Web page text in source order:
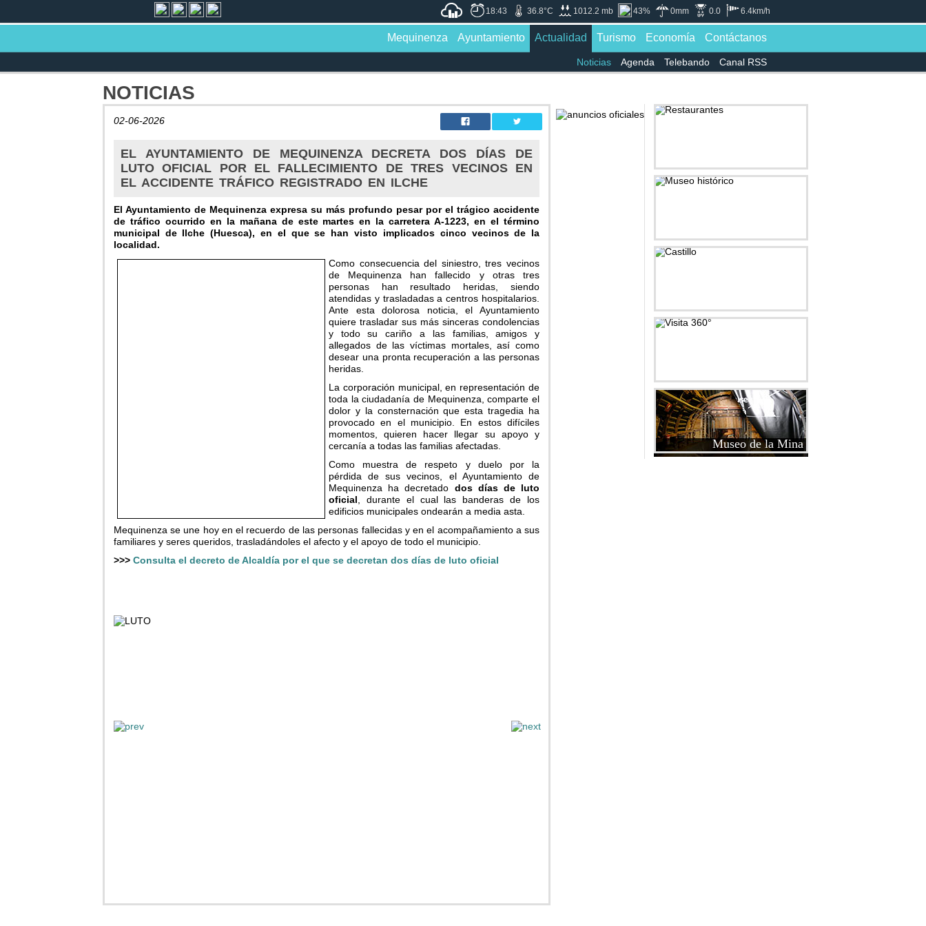
18:43 36.8°C 1012.2 mb 43% 0mm 0.0 6.4km/h
Mequinenza Ayuntamiento Actualidad Turismo Economía Contáctanos
Noticias Agenda Telebando Canal RSS
NOTICIAS
02-06-2026
EL AYUNTAMIENTO DE MEQUINENZA DECRETA DOS DÍAS DE
LUTO OFICIAL POR EL FALLECIMIENTO DE TRES VECINOS EN
EL ACCIDENTE TRÁFICO REGISTRADO EN ILCHE
El Ayuntamiento de Mequinenza expresa su más profundo pesar por el trágico accidente
de tráfico ocurrido en la mañana de este martes en la carretera A-1223, en el término
municipal de Ilche (Huesca), en el que se han visto implicados cinco vecinos de la
localidad.
Como consecuencia del siniestro, tres vecinos
de Mequinenza han fallecido y otras tres
personas han resultado heridas, siendo
atendidas y trasladadas a centros hospitalarios.
Ante esta dolorosa noticia, el Ayuntamiento
quiere trasladar sus más sinceras condolencias
y todo su cariño a las familias, amigos y
allegados de las víctimas mortales, así como
desear una pronta recuperación a las personas
heridas.
La corporación municipal, en representación de
toda la ciudadanía de Mequinenza, comparte el
dolor y la consternación que esta tragedia ha
provocado en el municipio. En estos difíciles
momentos, quieren hacer llegar su apoyo y
cercanía a todas las familias afectadas.
Como muestra de respeto y duelo por la
pérdida de sus vecinos, el Ayuntamiento de
Mequinenza ha decretado dos días de luto
oficial , durante el cual las banderas de los
edificios municipales ondearán a media asta.
Mequinenza se une hoy en el recuerdo de las personas fallecidas y en el acompañamiento a sus
familiares y seres queridos, trasladándoles el afecto y el apoyo de todo el municipio.
>>> Consulta el decreto de Alcaldía por el que se decretan dos días de luto oficial
Museo de la Mina